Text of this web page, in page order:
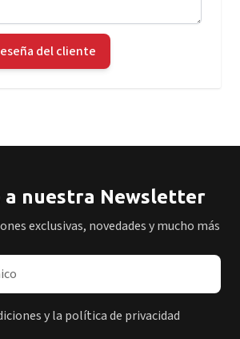
del cliente
a nuestra Newsletter
exclusivas, novedades y mucho más
electrónico
y la política de privacidad